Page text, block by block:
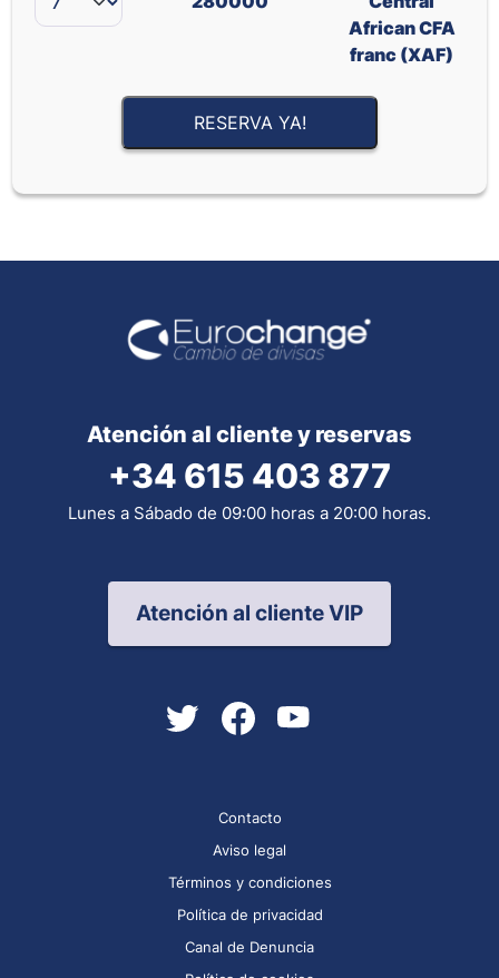
African CFA
franc (XAF)
RESERVA YA!
Atención al cliente y reservas
+34 615 403 877
Lunes a Sábado de 09:00 horas a 20:00 horas.
Atención al cliente VIP
Contacto
Aviso legal
Términos y condiciones
Política de privacidad
Canal de Denuncia